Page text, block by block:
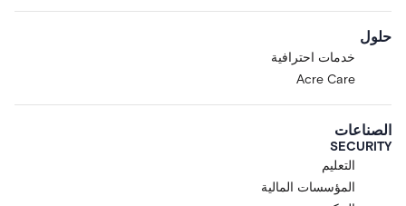
حلول
خدمات احترافية
Acre Care
الصناعات
SECURITY
التعليم
المؤسسات المالية